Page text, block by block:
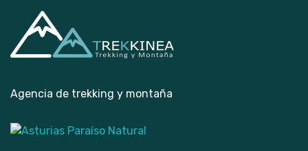
Agencia de trekking y montaña